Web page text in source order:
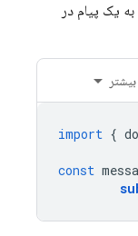
به یک پیام در
بیشتر
import {
const